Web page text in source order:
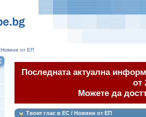
Новини от ЕП
Последната актуална
от
Можете да
Твоят глас в ЕС / Новини от ЕП